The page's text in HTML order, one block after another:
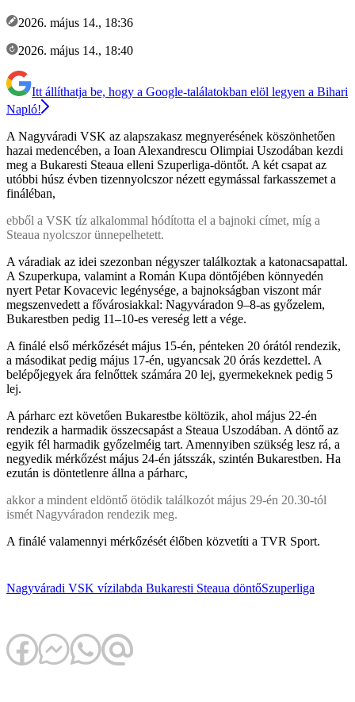
2026. május 14., 18:36
2026. május 14., 18:40
Itt állíthatja be, hogy a Google-találatokban elöl legyen a Bihari
Napló!
A Nagyváradi VSK az alapszakasz megnyerésének köszönhetően
hazai medencében, a Ioan Alexandrescu Olimpiai Uszodában kezdi
meg a Bukaresti Steaua elleni Szuperliga-döntőt. A két csapat az
utóbbi húsz évben tizennyolcszor nézett egymással farkasszemet a
fináléban,
ebből a VSK tíz alkalommal hódította el a bajnoki címet, míg a
Steaua nyolcszor ünnepelhetett.
A váradiak az idei szezonban négyszer találkoztak a katonacsapattal.
A Szuperkupa, valamint a Román Kupa döntőjében könnyedén
nyert Petar Kovacevic legénysége, a bajnokságban viszont már
megszenvedett a fővárosiakkal: Nagyváradon 9–8-as győzelem,
Bukarestben pedig 11–10-es vereség lett a vége.
A finálé első mérkőzését május 15-én, pénteken 20 órától rendezik,
a másodikat pedig május 17-én, ugyancsak 20 órás kezdettel. A
belépőjegyek ára felnőttek számára 20 lej, gyermekeknek pedig 5
lej.
A párharc ezt követően Bukarestbe költözik, ahol május 22-én
rendezik a harmadik összecsapást a Steaua Uszodában. A döntő az
egyik fél harmadik győzelméig tart. Amennyiben szükség lesz rá, a
negyedik mérkőzést május 24-én játsszák, szintén Bukarestben. Ha
ezután is döntetlenre állna a párharc,
akkor a mindent eldöntő ötödik találkozót május 29-én 20.30-tól
ismét Nagyváradon rendezik meg.
A finálé valamennyi mérkőzését élőben közvetíti a TVR Sport.
Nagyváradi VSK vízilabda Bukaresti Steaua döntőSzuperliga